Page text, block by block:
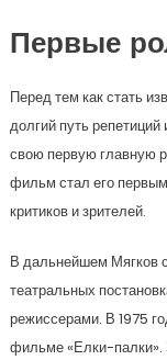
Первые
Перед тем как стать
долгий путь
свою первую главную
фильм стал его
критиков и зрителей.
В дальнейшем Мягков
театральных
режиссерами. В 1975
фильме «Елки-палки».